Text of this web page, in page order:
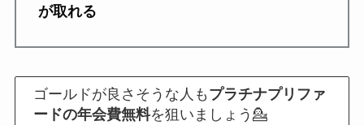
が取れる
ゴールドが良さそうな人も プラチナプリファ
ードの年会費無料を狙いましょう💁